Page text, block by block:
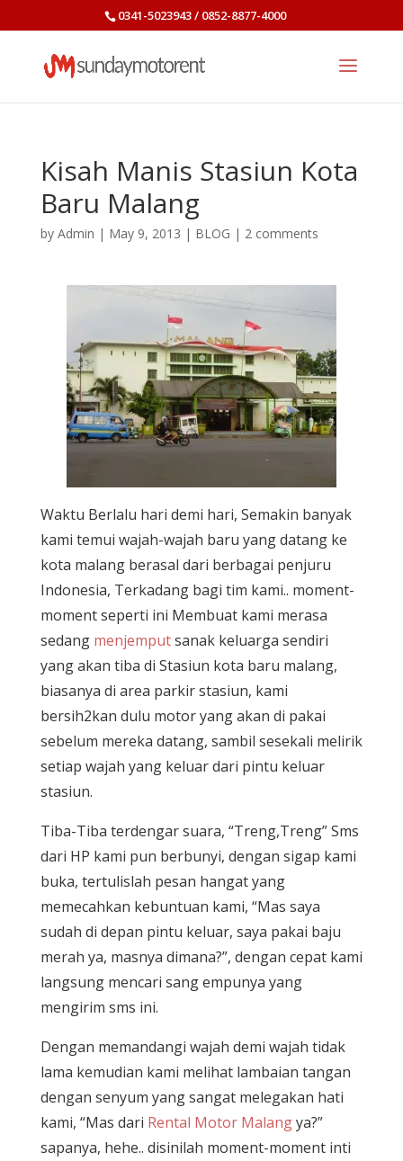
0341-5023943 / 0852-8877-4000
Kisah Manis Stasiun Kota
Baru Malang
by Admin | May 9, 2013 | BLOG | 2 comments
Waktu Berlalu hari demi hari, Semakin banyak
kami temui wajah-wajah baru yang datang ke
kota malang berasal dari berbagai penjuru
Indonesia, Terkadang bagi tim kami.. moment-
moment seperti ini Membuat kami merasa
sedang menjemputsanak keluarga sendiri
yang akan tiba di Stasiun kota baru malang,
biasanya di area parkir stasiun, kami
bersih2kan dulu motor yang akan di pakai
sebelum mereka datang, sambil sesekali melirik
setiap wajah yang keluar dari pintu keluar
stasiun.
Tiba-Tiba terdengar suara, “Treng,Treng” Sms
dari HP kami pun berbunyi, dengan sigap kami
buka, tertulislah pesan hangat yang
memecahkan kebuntuan kami, “Mas saya
sudah di depan pintu keluar, saya pakai baju
merah ya, masnya dimana?”, dengan cepat kami
langsung mencari sang empunya yang
mengirim sms ini.
Dengan memandangi wajah demi wajah tidak
lama kemudian kami melihat lambaian tangan
dengan senyum yang sangat melegakan hati
kami, “Mas dari Rental Motor Malangya?”
sapanya, hehe.. disinilah moment-moment inti